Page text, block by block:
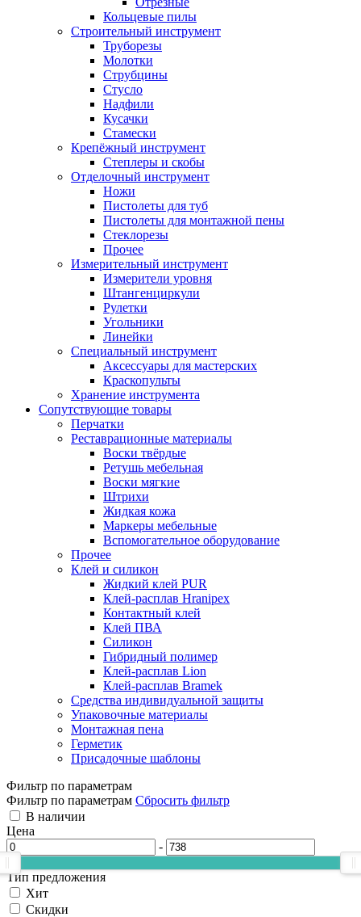
Кольцевые пилы
Строительный инструмент
Труборезы
Молотки
Струбцины
Стусло
Надфили
Кусачки
Стамески
Крепёжный инструмент
Степлеры и скобы
Отделочный инструмент
Ножи
Пистолеты для туб
Пистолеты для монтажной пены
Стеклорезы
Прочее
Измерительный инструмент
Измерители уровня
Штангенциркули
Рулетки
Угольники
Линейки
Специальный инструмент
Аксессуары для мастерских
Краскопульты
Хранение инструмента
Сопутствующие товары
Перчатки
Реставрационные материалы
Воски твёрдые
Ретушь мебельная
Воски мягкие
Штрихи
Жидкая кожа
Маркеры мебельные
Вспомогательное оборудование
Прочее
Клей и силикон
Жидкий клей PUR
Клей-расплав Hranipex
Контактный клей
Клей ПВА
Силикон
Гибридный полимер
Клей-расплав Lion
Клей-расплав Bramek
Средства индивидуальной защиты
Упаковочные материалы
Монтажная пена
Герметик
Присадочные шаблоны
Фильтр по параметрам
Фильтр по параметрам Сбросить фильтр
В наличии
Цена
-
Тип предложения
Хит
Скидки